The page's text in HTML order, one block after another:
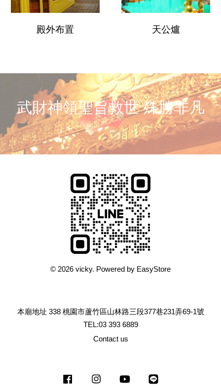
殿外布置 天公爐
武財神領聖旨救世 殊勝非凡
© 2026 vicky. Powered by EasyStore
本廟地址 338 桃園市蘆竹區山林路三段377巷231弄69-1號
TEL:03 393 6889
Contact us
Facebook Instagram YouTube